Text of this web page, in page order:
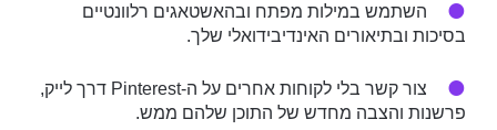
השתמש במילות מפתח ובהאשטאגים רלוונטיים
בסיכות ובתיאורים האינדיבידואלי שלך.
צור קשר בלי לקוחות אחרים על ה-Pinterest דרך לייק,
פרשנות והצבה מחדש של התוכן שלהם ממש.